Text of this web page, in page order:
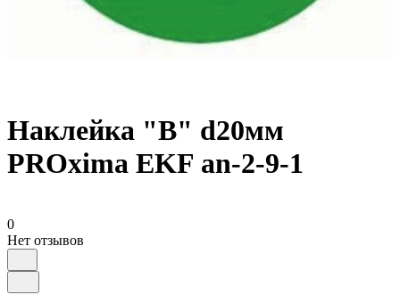
Наклейка "B" d20мм
PROxima EKF an-2-9-1
0
Нет отзывов